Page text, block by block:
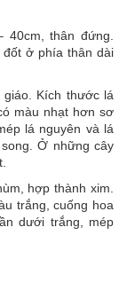
40cm, thân đứng.
ở phía thân dài
Kích thước lá
màu nhạt hơn sơ
lá nguyên và lá
Ở những cây
hợp thành xim.
trắng, cuống hoa
dưới trắng, mép